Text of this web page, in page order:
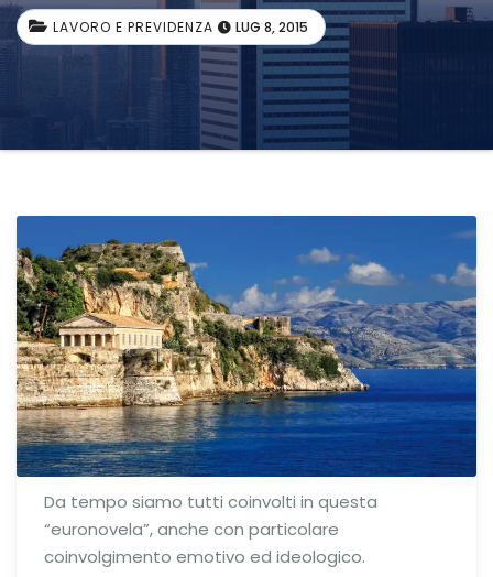
LAVORO E PREVIDENZA LUG 8, 2015
Da tempo siamo tutti coinvolti in questa
“euronovela”, anche con particolare
coinvolgimento emotivo ed ideologico.